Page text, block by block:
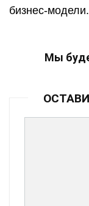
бизнес-модели.
Мы